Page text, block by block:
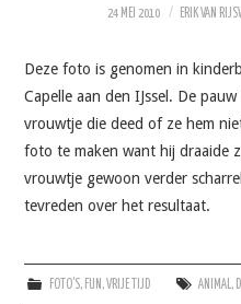
24 MEI 2010 ERIK VAN
Deze foto is genomen in
Capelle aan den IJssel. De
vrouwtje die deed of ze hem
foto te maken want hij draaide
vrouwtje gewoon verder
tevreden over het resultaat.
FOTO'S, FUN,VRIJE TIJD ANIMAL,